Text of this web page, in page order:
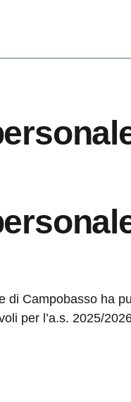
Campobasso ha
per l’a.s. 2025/